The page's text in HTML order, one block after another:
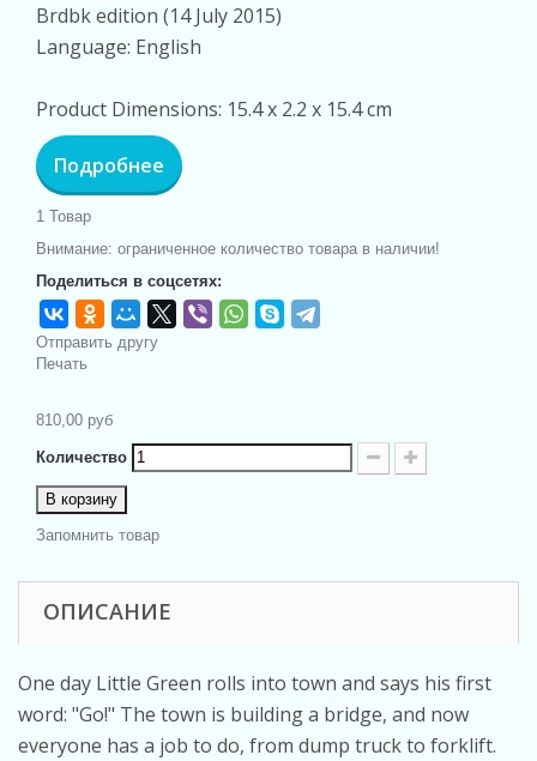
Brdbk edition (14 July 2015)
Language: English
Product Dimensions: 15.4 x 2.2 x 15.4 cm
Подробнее
1 Товар
Внимание: ограниченное количество товара в наличии!
Поделиться в соцсетях:
Отправить другу
Печать
810,00 руб
Количество
В корзину
Запомнить товар
ОПИСАНИЕ
One day Little Green rolls into town and says his first
word: "Go!" The town is building a bridge, and now
everyone has a job to do, from dump truck to forklift.